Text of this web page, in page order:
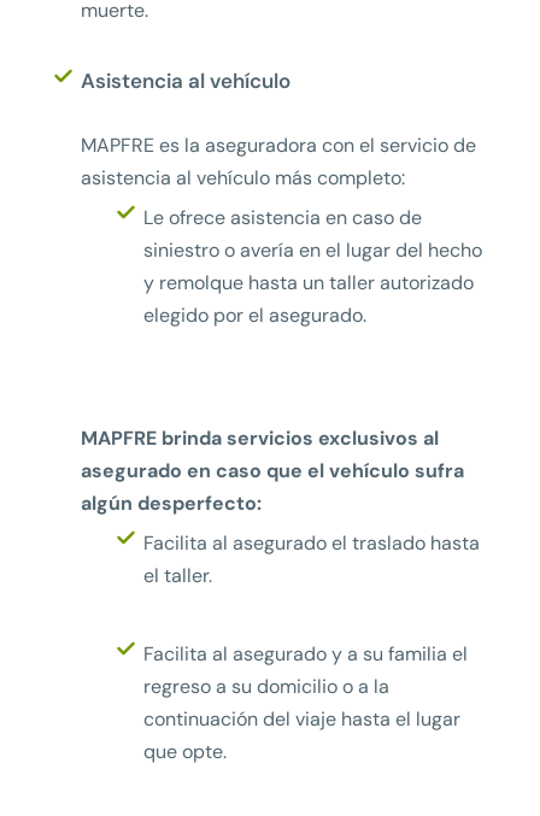
muerte.
Asistencia al vehículo
MAPFRE es la aseguradora con el servicio de
asistencia al vehículo más completo:
Le ofrece asistencia en caso de
siniestro o avería en el lugar del hecho
y remolque hasta un taller autorizado
elegido por el asegurado.
MAPFRE brinda servicios exclusivos al
asegurado en caso que el vehículo sufra
algún desperfecto:
Facilita al asegurado el traslado hasta
el taller.
Facilita al asegurado y a su familia el
regreso a su domicilio o a la
continuación del viaje hasta el lugar
que opte.